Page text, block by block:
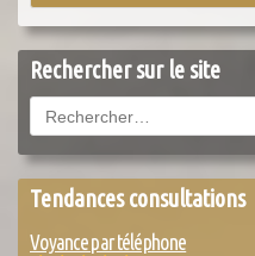
Rechercher sur le site
Tendances consultations
Voyance par téléphone